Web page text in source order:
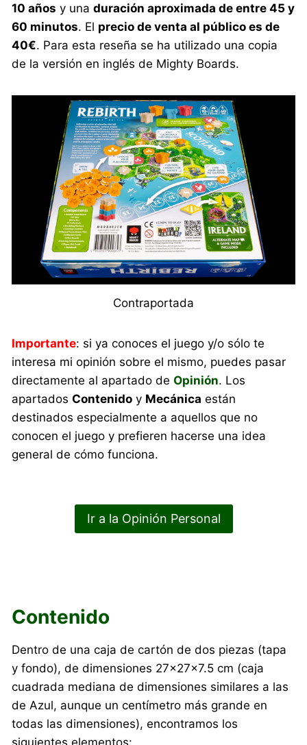
10 años y unaduración aproximada de entre 45 y
60 minutos. El precio de venta al público es de
40€. Para esta reseña se ha utilizado una copia
de la versión en inglés de Mighty Boards.
Contraportada
Importante: si ya conoces el juego y/o sólo te
interesa mi opinión sobre el mismo, puedes pasar
directamente al apartado deOpinión. Los
apartadosContenido y Mecánica están
destinados especialmente a aquellos que no
conocen el juego y prefieren hacerse una idea
general de cómo funciona.
Ir a la Opinión Personal
Contenido
Dentro de una caja de cartón de dos piezas (tapa
y fondo), de dimensiones 27×27×7.5 cm (caja
cuadrada mediana de dimensiones similares a las
de Azul, aunque un centímetro más grande en
todas las dimensiones), encontramos los